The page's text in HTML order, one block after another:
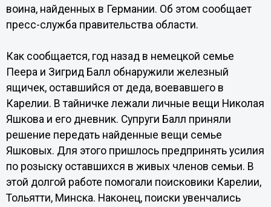
воина, найденных в Германии. Об этом сообщает
пресс-служба правительства области.
Как сообщается, год назад в немецкой семье
Пеера и Зигрид Балл обнаружили железный
ящичек, оставшийся от деда, воевавшего в
Карелии. В тайничке лежали личные вещи Николая
Яшкова и его дневник. Супруги Балл приняли
решение передать найденные вещи семье
Яшковых. Для этого пришлось предпринять усилия
по розыску оставшихся в живых членов семьи. В
этой долгой работе помогали поисковики Карелии,
Тольятти, Минска. Наконец, поиски увенчались